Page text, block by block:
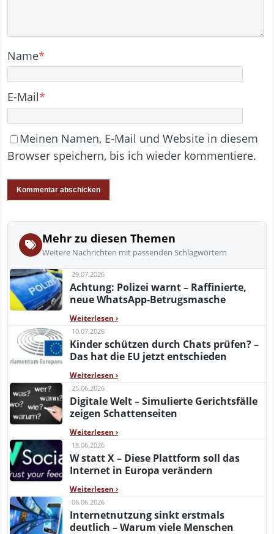
Name*
E-Mail*
Meinen Namen, E-Mail und Website in diesem
Browser speichern, bis ich wieder kommentiere.
Mehr zu diesen Themen
Weitere Nachrichten mit passenden Schlagwörtern
29.07.2026
Achtung: Polizei warnt – Raffinierte,
neue WhatsApp-Betrugsmasche
Weiterlesen ›
10.07.2026
Kinder schützen durch Chats prüfen? –
Das hat die EU jetzt entschieden
Weiterlesen ›
25.06.2026
Digitale Welt – Simulierte Gerichtsfälle
zeigen Schattenseiten
Weiterlesen ›
18.06.2026
W statt X – Diese Plattform soll das
Internet in Europa verändern
Weiterlesen ›
06.06.2026
Internetnutzung sinkt erstmals
deutlich – Warum viele Menschen